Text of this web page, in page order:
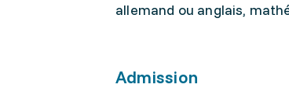
allemand ou anglais,
Admission